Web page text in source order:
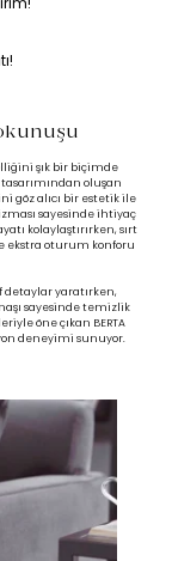
şık bir biçimde
tasarımından oluşan
göz alıcı bir estetik ile
sayesinde ihtiyaç
kolaylaştırırken, sırt
ekstra oturum konforu
detaylar yaratırken,
sayesinde temizlik
öne çıkan BERTA
deneyimi sunuyor.